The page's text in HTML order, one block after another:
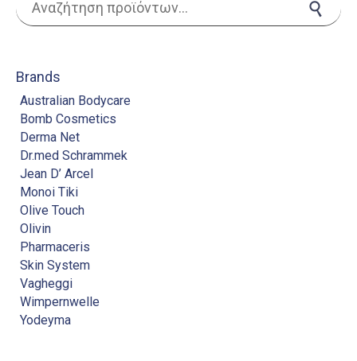
Brands
Australian Bodycare
Bomb Cosmetics
Derma Net
Dr.med Schrammek
Jean D’ Arcel
Monoi Tiki
Olive Touch
Olivin
Pharmaceris
Skin System
Vagheggi
Wimpernwelle
Yodeyma